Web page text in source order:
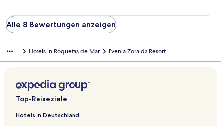
Alle 8 Bewertungen anzeigen
Hotels in Roquetas de Mar Evenia Zoraida Resort
Top-Reiseziele
Hotels in Deutschland